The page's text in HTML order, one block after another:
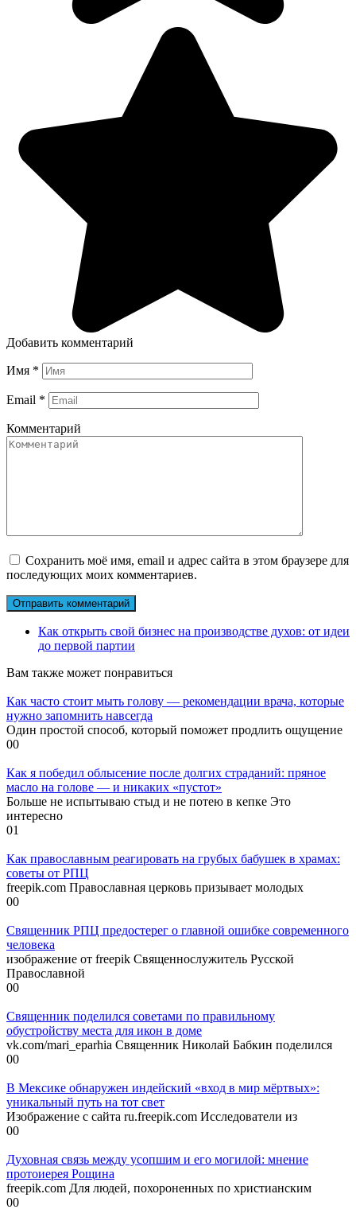
Добавить комментарий
Имя *
Email *
Комментарий
Сохранить моё имя, email и адрес сайта в этом браузере для
последующих моих комментариев.
Как открыть свой бизнес на производстве духов: от идеи
до первой партии
Вам также может понравиться
Как часто стоит мыть голову — рекомендации врача, которые
нужно запомнить навсегда
Один простой способ, который поможет продлить ощущение
00
Как я победил облысение после долгих страданий: пряное
масло на голове — и никаких «пустот»
Больше не испытываю стыд и не потею в кепке Это
интересно
01
Как православным реагировать на грубых бабушек в храмах:
советы от РПЦ
freepik.com Православная церковь призывает молодых
00
Священник РПЦ предостерег о главной ошибке современного
человека
изображение от freepik Священнослужитель Русской
Православной
00
Священник поделился советами по правильному
обустройству места для икон в доме
vk.com/mari_eparhia Священник Николай Бабкин поделился
00
В Мексике обнаружен индейский «вход в мир мёртвых»:
уникальный путь на тот свет
Изображение с сайта ru.freepik.com Исследователи из
00
Духовная связь между усопшим и его могилой: мнение
протоиерея Рощина
freepik.com Для людей, похороненных по христианским
00